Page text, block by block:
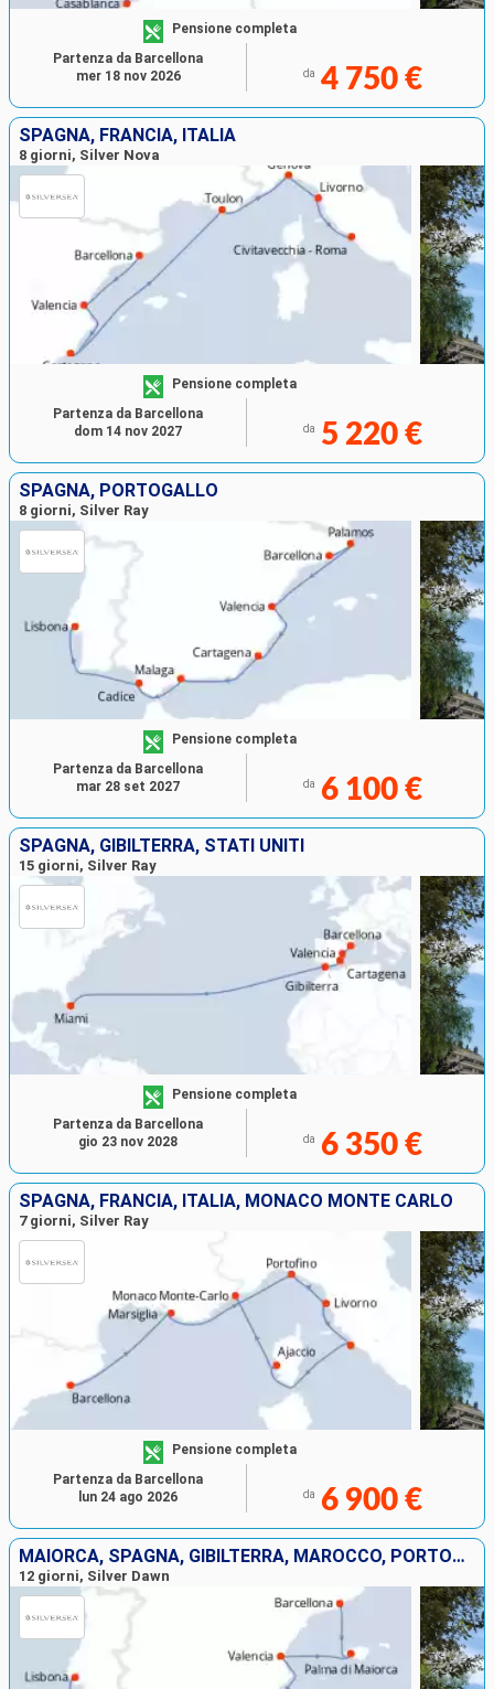
Pensione completa
da 4 750 €
Partenza da Barcellona
mer 18 nov 2026
SPAGNA, FRANCIA, ITALIA
8 giorni, Silver Nova
Pensione completa
da 5 220 €
Partenza da Barcellona
dom 14 nov 2027
SPAGNA, PORTOGALLO
8 giorni, Silver Ray
Pensione completa
da 6 100 €
Partenza da Barcellona
mar 28 set 2027
SPAGNA, GIBILTERRA, STATI UNITI
15 giorni, Silver Ray
Pensione completa
da 6 350 €
Partenza da Barcellona
gio 23 nov 2028
SPAGNA, FRANCIA, ITALIA, MONACO MONTE CARLO
7 giorni, Silver Ray
Pensione completa
da 6 900 €
Partenza da Barcellona
lun 24 ago 2026
MAIORCA, SPAGNA, GIBILTERRA, MAROCCO, PORTOGALLO
12 giorni, Silver Dawn